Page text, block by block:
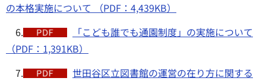
の本格実施について （PDF：4,439KB）
6.
「こども誰でも通園制度」の実施について
（PDF：1,391KB）
7.
世田谷区立図書館の運営の在り方に関する